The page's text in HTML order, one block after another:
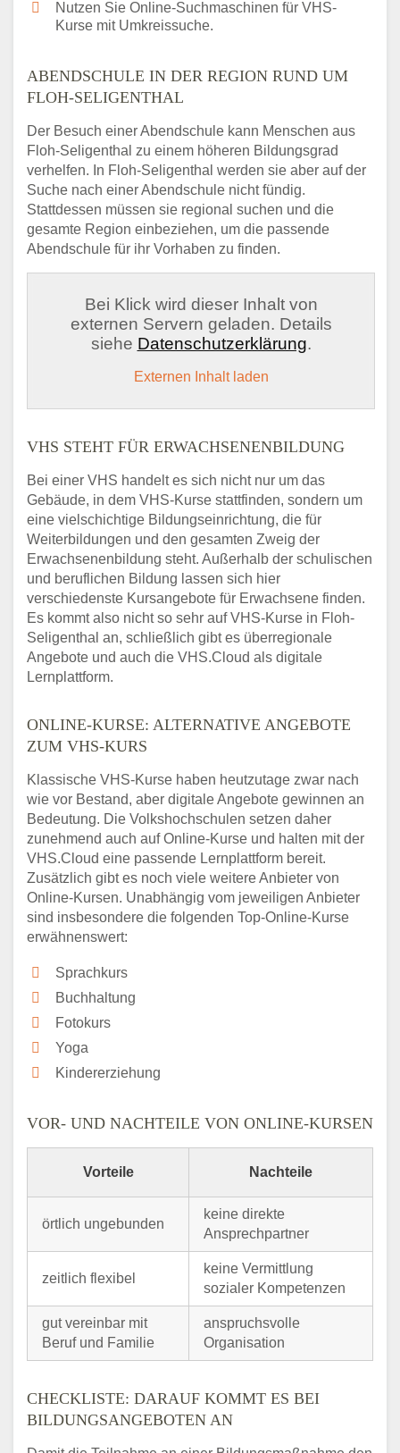
Nutzen Sie Online-Suchmaschinen für VHS-
Kurse mit Umkreissuche.
ABENDSCHULE IN DER REGION RUND UM
FLOH-SELIGENTHAL
Der Besuch einer Abendschule kann Menschen aus
Floh-Seligenthal zu einem höheren Bildungsgrad
verhelfen. In Floh-Seligenthal werden sie aber auf der
Suche nach einer Abendschule nicht fündig.
Stattdessen müssen sie regional suchen und die
gesamte Region einbeziehen, um die passende
Abendschule für ihr Vorhaben zu finden.
Bei Klick wird dieser Inhalt von
externen Servern geladen. Details
siehe Datenschutzerklärung.
Externen Inhalt laden
VHS STEHT FÜR ERWACHSENENBILDUNG
Bei einer VHS handelt es sich nicht nur um das
Gebäude, in dem VHS-Kurse stattfinden, sondern um
eine vielschichtige Bildungseinrichtung, die für
Weiterbildungen und den gesamten Zweig der
Erwachsenenbildung steht. Außerhalb der schulischen
und beruflichen Bildung lassen sich hier
verschiedenste Kursangebote für Erwachsene finden.
Es kommt also nicht so sehr auf VHS-Kurse in Floh-
Seligenthal an, schließlich gibt es überregionale
Angebote und auch die VHS.Cloud als digitale
Lernplattform.
ONLINE-KURSE: ALTERNATIVE ANGEBOTE
ZUM VHS-KURS
Klassische VHS-Kurse haben heutzutage zwar nach
wie vor Bestand, aber digitale Angebote gewinnen an
Bedeutung. Die Volkshochschulen setzen daher
zunehmend auch auf Online-Kurse und halten mit der
VHS.Cloud eine passende Lernplattform bereit.
Zusätzlich gibt es noch viele weitere Anbieter von
Online-Kursen. Unabhängig vom jeweiligen Anbieter
sind insbesondere die folgenden Top-Online-Kurse
erwähnenswert:
Sprachkurs
Buchhaltung
Fotokurs
Yoga
Kindererziehung
VOR- UND NACHTEILE VON ONLINE-KURSEN
Vorteile Nachteile
örtlich ungebunden
keine direkte
Ansprechpartner
zeitlich flexibel
keine Vermittlung
sozialer Kompetenzen
gut vereinbar mit
Beruf und Familie
anspruchsvolle
Organisation
CHECKLISTE: DARAUF KOMMT ES BEI
BILDUNGSANGEBOTEN AN